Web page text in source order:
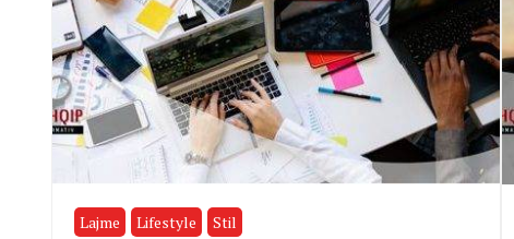
Lajme Lifestyle Stil